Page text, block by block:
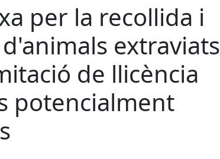
per la recollida i
extraviats
de llicència
potencialment